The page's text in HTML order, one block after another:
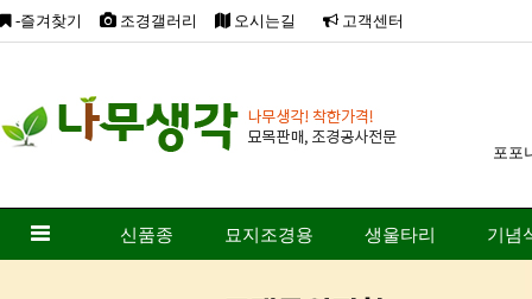
-즐겨찾기 조경갤러리 오시는길 고객센터
포포
신품종 묘지조경용 생울타리 기념